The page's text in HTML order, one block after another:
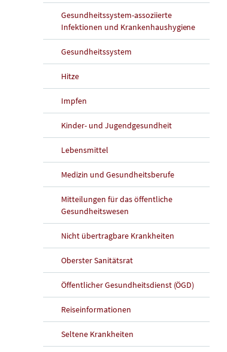
Gesundheitssystem-assoziierte
Infektionen und Krankenhaushygiene
Gesundheitssystem
Hitze
Impfen
Kinder- und Jugendgesundheit
Lebensmittel
Medizin und Gesundheitsberufe
Mitteilungen für das öffentliche
Gesundheitswesen
Nicht übertragbare Krankheiten
Oberster Sanitätsrat
Öffentlicher Gesundheitsdienst (ÖGD)
Reiseinformationen
Seltene Krankheiten